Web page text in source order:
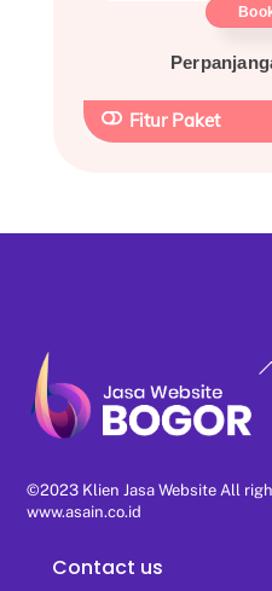
Fitur Paket
©2023 Klien Jasa Website All
www.asain.co.id
Contact us